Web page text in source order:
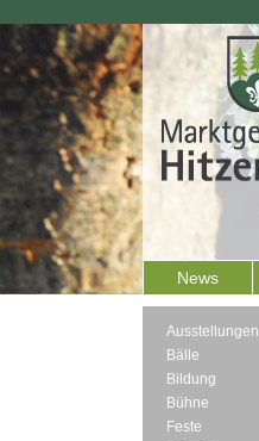
News
Ausstellungen
Bälle
Bildung
Bühne
Feste